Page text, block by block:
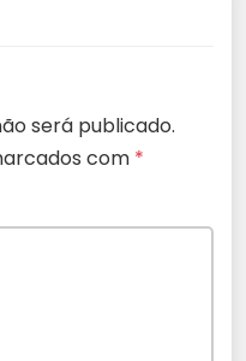
será publicado.
com *